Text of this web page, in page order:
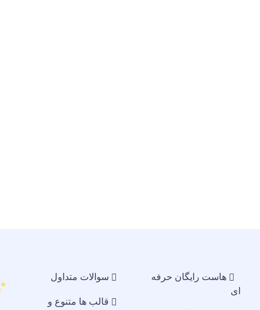
هاست رایگان حرفه
ای
سوالات متداول
قالب ها متنوع و